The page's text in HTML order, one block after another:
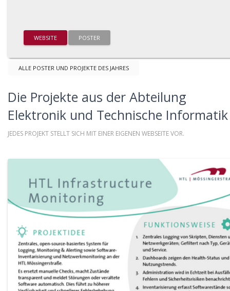
WEBSITE POSTER
ALLE POSTER UND PROJEKTE DES JAHRES
Die Projekte aus der Abteilung
Elektronik und Technische Informatik
JEDES PROJEKT STELLT SICH MIT EINER EIGENEN WEBSEITE VOR.